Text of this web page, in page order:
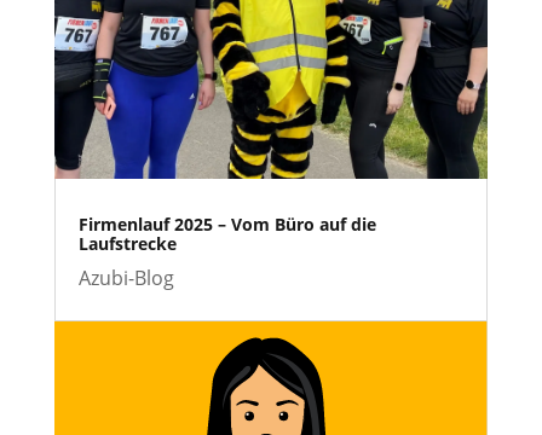
Firmenlauf 2025 – Vom Büro auf die
Laufstrecke
Azubi-Blog